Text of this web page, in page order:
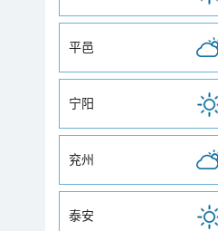
平邑
宁阳
兖州
泰安